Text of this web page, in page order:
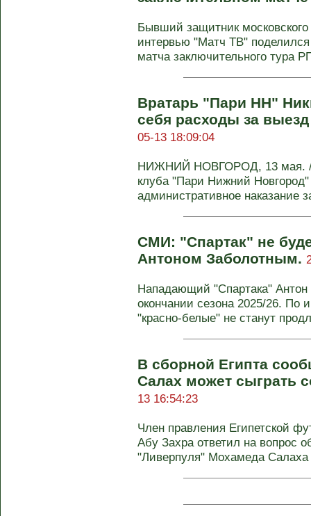
Бывший защитник
интервью "Матч ТВ"
матча заключительного тура
Вратарь "Пари НН"
себя расходы за
05-13 18:09:04
НИЖНИЙ НОВГОРОД, 13 мая. /
клуба "Пари Нижний
административное наказание
СМИ: "Спартак" не
Антоном Заболотным.
Нападающий "Спартака" Антон
окончании сезона 2025/26. По
"красно-белые" не станут
В сборной Египта
Салах может сыграть
13 16:54:23
Член правления Египетской
Абу Захра ответил на вопрос
"Ливерпуля" Мохамеда